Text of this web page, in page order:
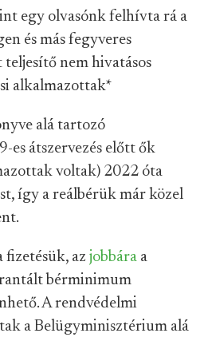
egy olvasónk felhívta rá a
és más fegyveres
nem hivatásos
alkalmazottak*
alá tartozó
es átszervezés előtt ők
voltak) 2022 óta
így a reálbérük már közel
az jobbára a
bérminimum
A rendvédelmi
a Belügyminisztérium alá